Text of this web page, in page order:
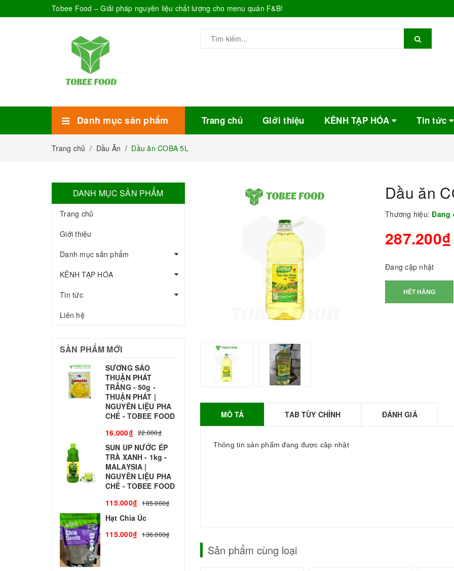
Tobee Food – Giải pháp nguyên liệu chất lượng cho menu quán F&B!
Danh mục sản phẩm Trang chủ Giới thiệu KÊNH TẠP HÓA Tin tức
Trang chủ / Dầu Ăn / Dầu ăn COBA 5L
Dầu ăn
Thương hiệu: Đang
287.200₫
Đang cập nhật
HẾT HÀNG
MÔ TẢ TAB TÙY CHỈNH ĐÁNH GIÁ
Thông tin sản phẩm đang được cập nhật
Sản phẩm cùng loại
DANH MỤC SẢN PHẨM
Trang chủ
Giới thiệu
Danh mục sản phẩm
KÊNH TẠP HÓA
Tin tức
Liên hệ
SẢN PHẨM MỚI
SƯƠNG SÁO
THUẬN PHÁT
TRẮNG - 50g -
THUẬN PHÁT |
NGUYÊN LIỆU PHA
CHẾ - TOBEE FOOD
16.000₫ 22.000₫
SUN UP NƯỚC ÉP
TRÀ XANH - 1kg -
MALAYSIA |
NGUYÊN LIỆU PHA
CHẾ - TOBEE FOOD
115.000₫
185.000₫
Hạt Chia Úc
115.000₫
136.000₫
BỘT SỮA TOBEE
THANH VỊ - 300g -
TOBEE FOOD | Bột
TOBEE FOOD
BIỆT 50G - ROYAL I